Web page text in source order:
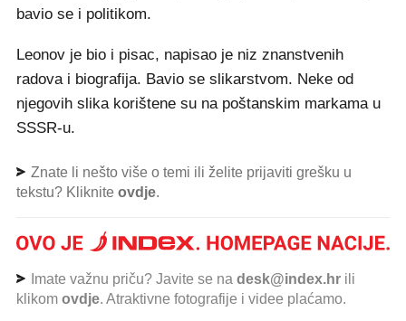
bavio se i politikom.
Leonov je bio i pisac, napisao je niz znanstvenih
radova i biografija. Bavio se slikarstvom. Neke od
njegovih slika korištene su na poštanskim markama u
SSSR-u.
Znate li nešto više o temi ili želite prijaviti grešku u
tekstu? Kliknite ovdje.
Imate važnu priču? Javite se na desk@index.hr ili
klikom ovdje. Atraktivne fotografije i videe plaćamo.